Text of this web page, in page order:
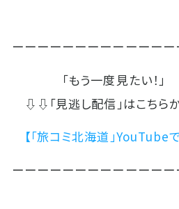
ーーーーーーーーーーーー
「もう一度見たい！」
⇩⇩「見逃し配信」はこち
【「旅コミ北海道」YouTube
ーーーーーーーーーーーー